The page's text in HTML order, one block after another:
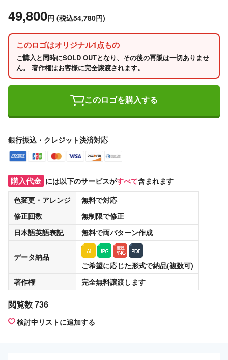
49,800円 (税込54,780円)
このロゴはオリジナル1点もの
ご購入と同時にSOLD OUTとなり、その後の再販は一切ありませ
ん。 著作権はお客様に完全譲渡されます。
このロゴを購入する
銀行振込・クレジット決済対応
購入代金 には以下のサービスがすべて含まれます
色変更・アレンジ
無料で対応
修正回数
無制限で修正
日本語英語表記
無料で両パターン作成
データ納品
ご希望に応じた形式で納品(複数可)
著作権
完全無料譲渡します
閲覧数 736
検討中リストに追加する